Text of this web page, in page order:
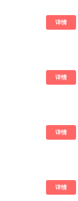
详情
详情
详情
详情